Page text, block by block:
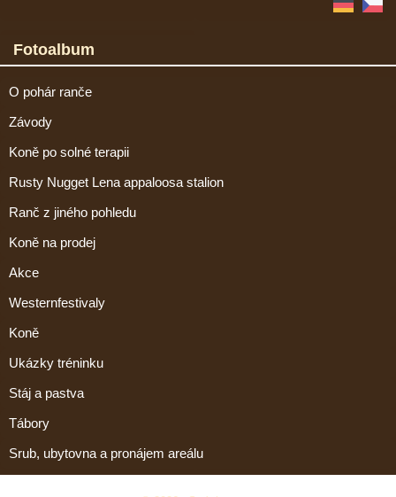
Fotoalbum
O pohár ranče
Závody
Koně po solné terapii
Rusty Nugget Lena appaloosa stalion
Ranč z jiného pohledu
Koně na prodej
Akce
Westernfestivaly
Koně
Ukázky tréninku
Stáj a pastva
Tábory
Srub, ubytovna a pronájem areálu